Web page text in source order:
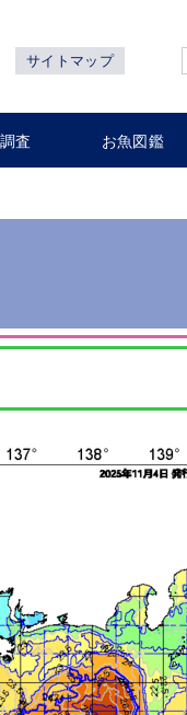
サイトマップ
査 お魚図鑑